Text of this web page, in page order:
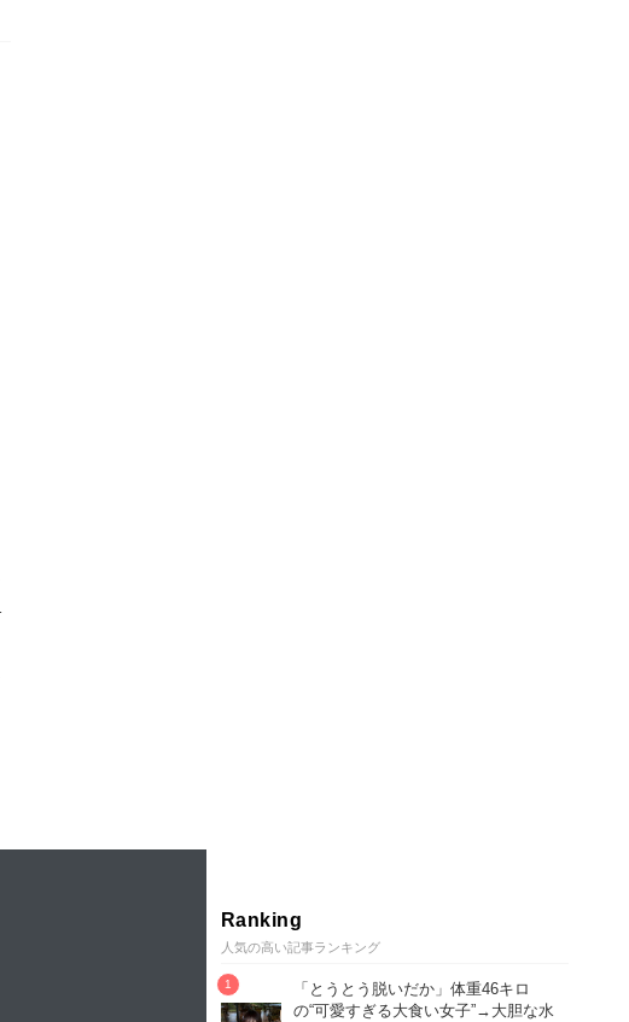
Ranking
人気の高い記事ランキング
「とうとう脱いだか」体重46キロ
の“可愛すぎる大食い女子”→大胆な水